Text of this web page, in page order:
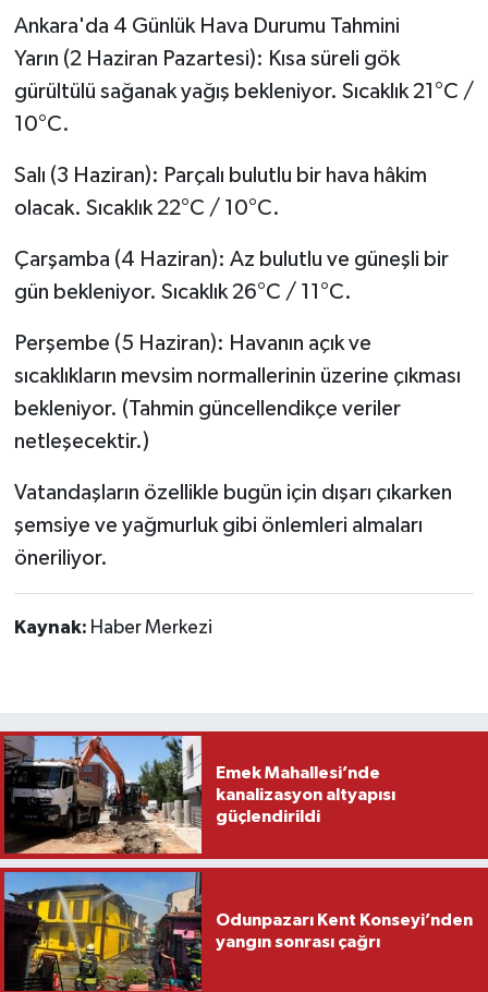
Ankara'da 4 Günlük Hava Durumu Tahmini
Yarın (2 Haziran Pazartesi): Kısa süreli gök
gürültülü sağanak yağış bekleniyor. Sıcaklık 21°C /
10°C.
Salı (3 Haziran): Parçalı bulutlu bir hava hâkim
olacak. Sıcaklık 22°C / 10°C.
Çarşamba (4 Haziran): Az bulutlu ve güneşli bir
gün bekleniyor. Sıcaklık 26°C / 11°C.
Perşembe (5 Haziran): Havanın açık ve
sıcaklıkların mevsim normallerinin üzerine çıkması
bekleniyor. (Tahmin güncellendikçe veriler
netleşecektir.)
Vatandaşların özellikle bugün için dışarı çıkarken
şemsiye ve yağmurluk gibi önlemleri almaları
öneriliyor.
Kaynak: Haber Merkezi
Emek Mahallesi’nde
kanalizasyon altyapısı
güçlendirildi
Odunpazarı Kent Konseyi’nden
yangın sonrası çağrı